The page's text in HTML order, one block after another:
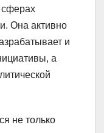
сферах
Она активно
и
а
не только